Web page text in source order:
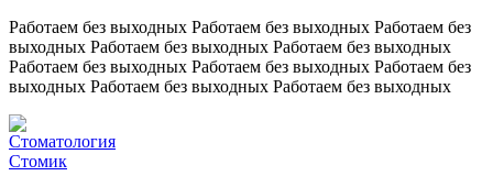
Работаем без выходных Работаем без выходных Работаем без
выходных Работаем без выходных Работаем без выходных
Работаем без выходных Работаем без выходных Работаем без
выходных Работаем без выходных Работаем без выходных